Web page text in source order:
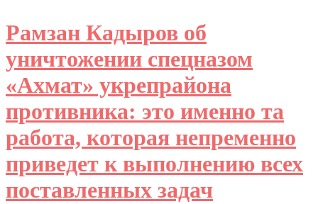
Рамзан Кадыров об
уничтожении спецназом
«Ахмат» укрепрайона
противника: это именно та
работа, которая непременно
приведет к выполнению всех
поставленных задач